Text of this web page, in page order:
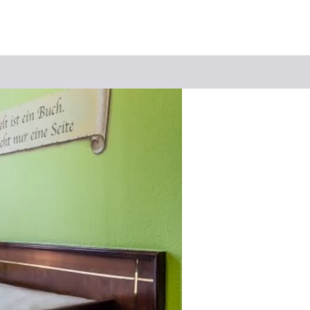
Suchbegriff
Das könnte Sie interessieren
Wein
Kultur
Feste & Highlights